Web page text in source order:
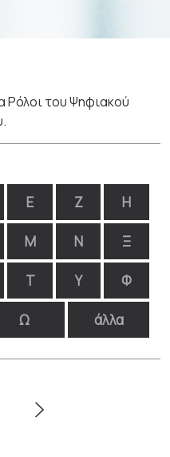
Ρόλοι του Ψηφιακού
Ε Ζ Η
Μ Ν Ξ
Τ Υ Φ
Ω άλλα